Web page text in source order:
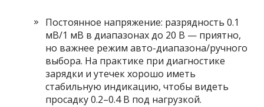
Постоянное напряжение: разрядность 0.1
мВ/1 мВ в диапазонах до 20 В — приятно,
но важнее режим авто-диапазона/ручного
выбора. На практике при диагностике
зарядки и утечек хорошо иметь
стабильную индикацию, чтобы видеть
просадку 0.2–0.4 В под нагрузкой.